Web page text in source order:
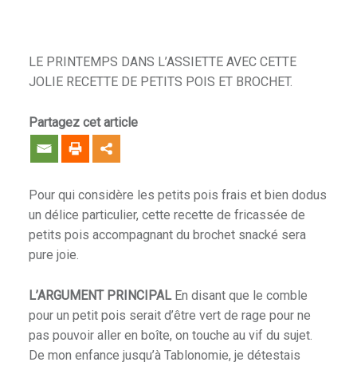
LE PRINTEMPS DANS L’ASSIETTE AVEC CETTE
JOLIE RECETTE DE PETITS POIS ET BROCHET.
Partagez cet article
Pour qui considère les petits pois frais et bien dodus
un délice particulier, cette recette de fricassée de
petits pois accompagnant du brochet snacké sera
pure joie.
L’ARGUMENT PRINCIPALEn disant que le comble
pour un petit pois serait d’être vert de rage pour ne
pas pouvoir aller en boîte, on touche au vif du sujet.
De mon enfance jusqu’à Tablonomie, je détestais